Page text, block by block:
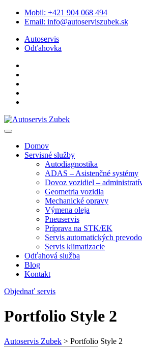
Mobil: +421 904 068 494
Email: info@autoserviszubek.sk
Autoservis
Odťahovka
Domov
Servisné služby
Autodiagnostika
ADAS – Asistenčné systémy
Dovoz vozidiel –
Geometria vozidla
Mechanické opravy
Výmena oleja
Pneuservis
Príprava na STK/EK
Servis automatických
Servis klimatizacie
Odťahová služba
Blog
Kontakt
Objednať servis
Portfolio Style 2
Autoservis Zubek > Portfolio Style 2